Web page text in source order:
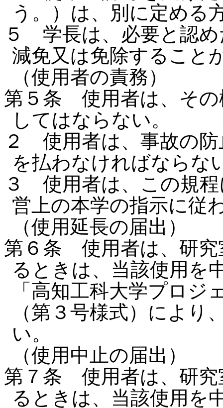
う。）は、別に定める
５ 学長は、必要と認め
減免又は免除すること
（使用者の責務）
第５条 使用者は、その
してはならない。
２ 使用者は、事故の防
を払わなければならな
３ 使用者は、この規
営上の本学の指示に従
（使用延長の届出）
第６条 使用者は、研究
るときは、当該使用を
「高知工科大学プロジ
（第３号様式）によ
い。
（使用中止の届出）
第７条 使用者は、研究
るときは、当該使用を